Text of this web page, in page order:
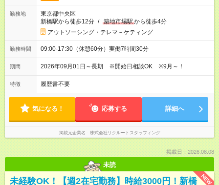
勤務地
東京都中央区
新橋駅から徒歩12分 / 築地市場駅から徒歩4分
アウトソーシング・テレマ－ケティング
勤務時間 09:00-17:30（休憩60分）実働7時間30分
期間 2026年09月01日～長期 ※開始日相談OK ※9月～！
特徴 履歴書不要
気になる！ 応募する 詳細へ
掲載元企業名 株式会社リクルートスタッフィング
掲載日：2026.08.08
未読
NEW
未経験OK！【週2在宅勤務】時給3000円！新橋